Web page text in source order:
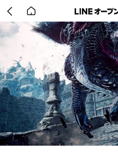
back
to
home